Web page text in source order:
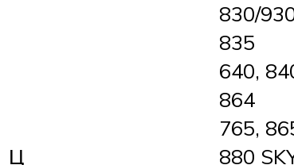
830/
835
640,
864
765,
Ц
880